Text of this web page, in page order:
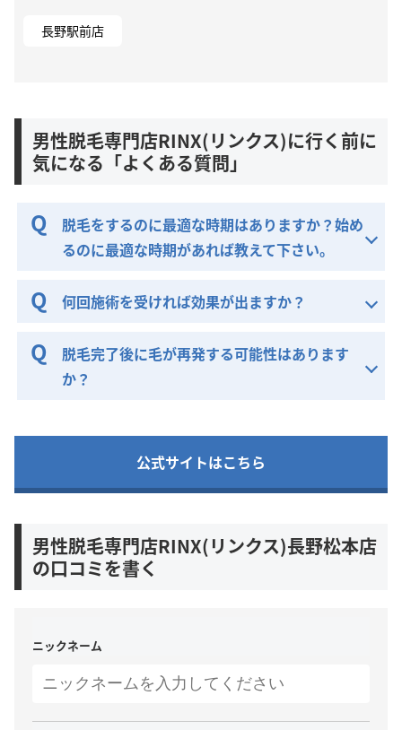
長野駅前店
男性脱毛専門店RINX(リンクス)に行く前に
気になる「よくある質問」
脱毛をするのに最適な時期はありますか？始め
るのに最適な時期があれば教えて下さい。
何回施術を受ければ効果が出ますか？
脱毛完了後に毛が再発する可能性はあります
か？
公式サイトはこちら
男性脱毛専門店RINX(リンクス)長野松本店
の口コミを書く
ニックネーム